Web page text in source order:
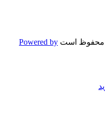
محفوظ است Powered by